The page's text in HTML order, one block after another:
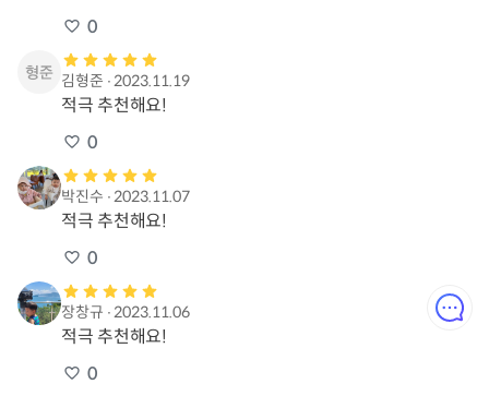
0
김형준 ∙2023.11.19
적극 추천해요!
0
박진수 ∙2023.11.07
적극 추천해요!
0
장창규 ∙2023.11.06
적극 추천해요!
0